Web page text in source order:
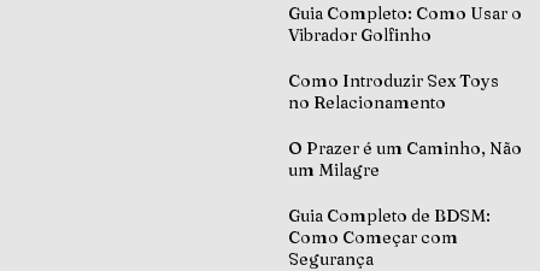
Guia Completo: Como Usar o
Vibrador Golfinho
Como Introduzir Sex Toys
no Relacionamento
O Prazer é um Caminho, Não
um Milagre
Guia Completo de BDSM:
Como Começar com
Segurança